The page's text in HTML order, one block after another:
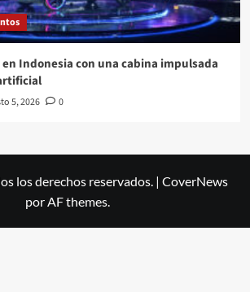
en Indonesia con una cabina impulsada
5, 2026 0
los derechos reservados. | CoverNews
por AF themes.